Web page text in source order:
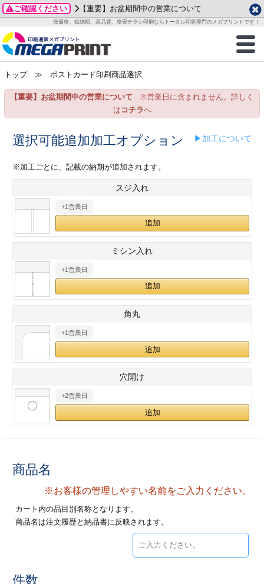
ご確認ください 【重要】お盆期間中の営業について
低価格、短納期、高品質、格安チラシ印刷ならトータル印刷専門のメガプリントです！
商品一覧
グッズ
ステッカー
ックカード印刷
業ツール印刷
＆盛り上げ印刷
ご利用ガイド
お客様へ
いて
方法
/送料について
刷
カード印刷
ックカード名刺
ムカード
型マル型印刷
ード印刷
刷
印刷
印刷
フォルダー
印刷
データ作成ガイド
成前に
ガイド
加工指示ガイド
テンプレート
ード印刷
名刺印刷
ックカード
ード印刷
形マル型
印刷
刷
印刷
カード印刷
一覧
わせ
り
プル請求
2026年 8月
月
火 水 木 金
土
1
3
4 5 6 7
8
15
24
25 26 27
29
土
1
2 3
9 10 11
12
14
15 16 17 18
19
26
28
29 30
・・休業日
トップ≫ ポストカード印刷商品選択
【重要】お盆期間中の営業について ※営業日に含まれません。詳しく
は コチラへ
選択可能追加加工オプション ▶加工について
※加工ごとに、記載の納期が追加されます。
スジ入れ
+1営業日
ミシン入れ
+1営業日
角丸
+1営業日
穴開け
+2営業日
商品名
※お客様の管理しやすい名前をご入力ください。
カート内の品目別名称となります。
商品名は注文履歴と納品書に反映されます。
件数